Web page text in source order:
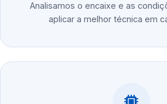
Analisamos o encaixe e as
aplicar a melhor técnica em